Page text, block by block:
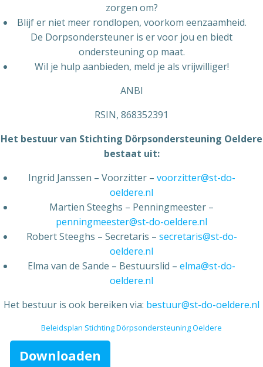
zorgen om?
Blijf er niet meer rondlopen, voorkom eenzaamheid.
De Dorpsondersteuner is er voor jou en biedt
ondersteuning op maat.
Wil je hulp aanbieden, meld je als vrijwilliger!
ANBI
RSIN, 868352391
Het bestuur van Stichting Dörpsondersteuning Oeldere
bestaat uit:
Ingrid Janssen – Voorzitter – voorzitter@st-do-
oeldere.nl
Martien Steeghs – Penningmeester –
penningmeester@st-do-oeldere.nl
Robert Steeghs – Secretaris – secretaris@st-do-
oeldere.nl
Elma van de Sande – Bestuurslid – elma@st-do-
oeldere.nl
Het bestuur is ook bereiken via: bestuur@st-do-oeldere.nl
Beleidsplan Stichting Dörpsondersteuning Oeldere
Downloaden